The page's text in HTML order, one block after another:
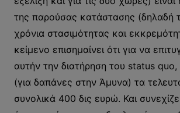
της παρούσας κατάστασης (δηλαδή
χρόνια στασιμότητας και
κείμενο επισημαίνει ότι για να
αυτήν την διατήρηση του status
(για δαπάνες στην Άμυνα) τα
συνολικά 400 δις ευρώ. Και